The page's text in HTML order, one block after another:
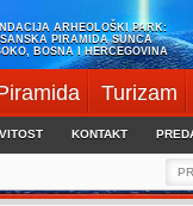
ARHEOLOŠKI PARK:
PIRAMIDA SUNCA
BOSNA I HERCEGOVINA
Turizam
KONTAKT
for: